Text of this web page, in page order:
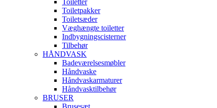
Toiletter
Toiletpakker
Toiletsæder
Væghængte toiletter
Indbygningscisterner
Tilbehør
HÅNDVASK
Badeværelsesmøbler
Håndvaske
Håndvaskarmaturer
Håndvasktilbehør
BRUSER
Brusesæt